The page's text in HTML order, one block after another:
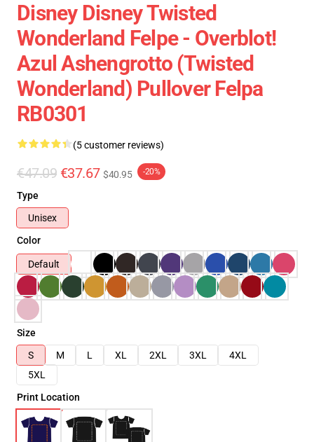
Disney Disney Twisted
Wonderland Felpe - Overblot!
Azul Ashengrotto (Twisted
Wonderland) Pullover Felpa
RB0301
(5 customer reviews)
€47.09 €37.67 $40.95 -20%
Type
Unisex
Color
Default
Size
S
M L XL 2XL 3XL
4XL
5XL
Print Location